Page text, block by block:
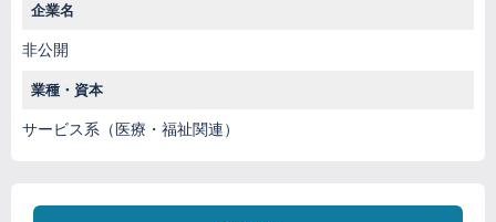
企業名
非公開
業種・資本
サービス系（医療・福祉関連）